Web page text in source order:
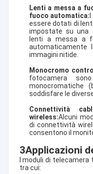
Casa
Lenti a messa a
fuoco automatica:
essere dotati di
impostate su una
lenti a messa a
automaticamente
immagini nitide.
Monocromo
fotocamera
monocromatiche
soddisfare le
Connettività
wireless:Alcuni
di connettività
consentono il
3Applicazioni
I moduli di
tra cui:
La tecnologia il Co., srl di